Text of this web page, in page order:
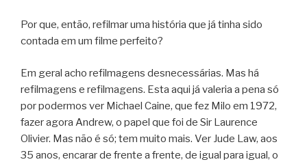
Por que, então, refilmar uma história que já tinha sido
contada em um filme perfeito?
Em geral acho refilmagens desnecessárias. Mas há
refilmagens e refilmagens. Esta aqui já valeria a pena só
por podermos ver Michael Caine, que fez Milo em 1972,
fazer agora Andrew, o papel que foi de Sir Laurence
Olivier. Mas não é só; tem muito mais. Ver Jude Law, aos
35 anos, encarar de frente a frente, de igual para igual, o